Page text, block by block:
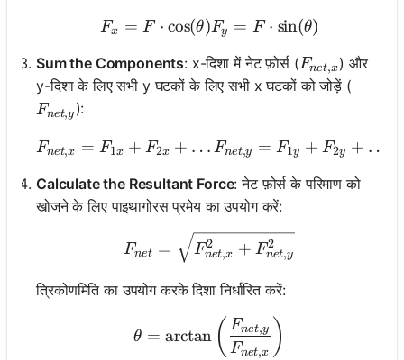
F_x = F \cdot
Fx = F ⋅ cos(θ)Fy = F ⋅ sin(θ)
Sum the Components: x-दिशा में नेट फ़ोर्स (F_{net,x}
Fnet,x) और
y-दिशा के लिए सभी y घटकों के लिए सभी x घटकों को जोड़ें (
F_{net,y}
Fnet,y ):
F_{net,x} = F_{1x} +
Fnet,x = F1x + F2x + … Fnet,y = F1y + F2y + …
Calculate the Resultant Force: नेट फ़ोर्स के परिमाण को
खोजने के लिए पाइथागोरस प्रमेय का उपयोग करें:
F_{net} =
Fnet = Fnet,x
2 + Fnet,y
2
त्रिकोणमिति का उपयोग करके दिशा निर्धारित करें:
\theta =
θ = arctan ( Fnet,x
Fnet,y )